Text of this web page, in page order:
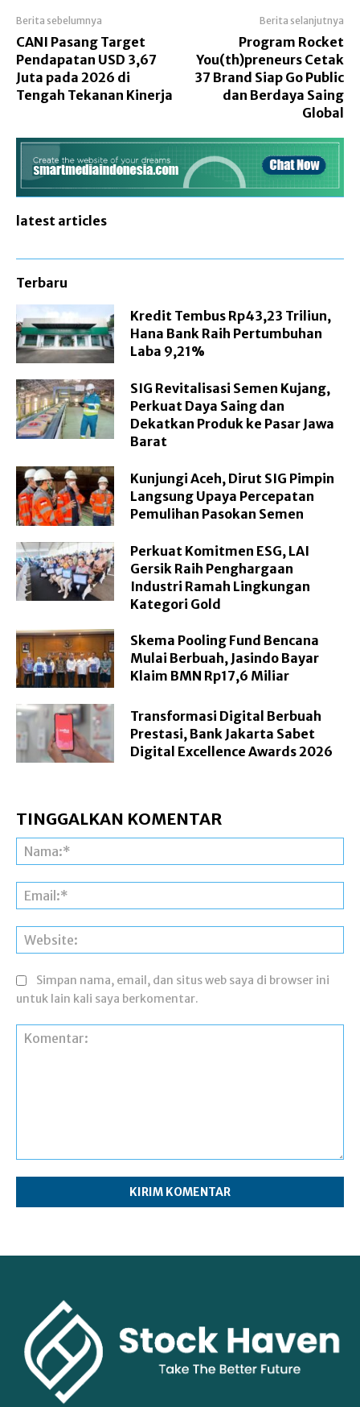
Berita sebelumnya
CANI Pasang Target
Pendapatan USD 3,67
Juta pada 2026 di
Tengah Tekanan Kinerja
Berita selanjutnya
Program Rocket
You(th)preneurs Cetak
37 Brand Siap Go Public
dan Berdaya Saing
Global
latest articles
Terbaru
Kredit Tembus Rp43,23 Triliun,
Hana Bank Raih Pertumbuhan
Laba 9,21%
SIG Revitalisasi Semen Kujang,
Perkuat Daya Saing dan
Dekatkan Produk ke Pasar Jawa
Barat
Kunjungi Aceh, Dirut SIG Pimpin
Langsung Upaya Percepatan
Pemulihan Pasokan Semen
Perkuat Komitmen ESG, LAI
Gersik Raih Penghargaan
Industri Ramah Lingkungan
Kategori Gold
Skema Pooling Fund Bencana
Mulai Berbuah, Jasindo Bayar
Klaim BMN Rp17,6 Miliar
Transformasi Digital Berbuah
Prestasi, Bank Jakarta Sabet
Digital Excellence Awards 2026
TINGGALKAN KOMENTAR
Simpan nama, email, dan situs web saya di browser ini
untuk lain kali saya berkomentar.